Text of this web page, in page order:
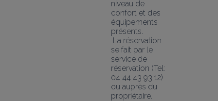
niveau de
confort et des
équipements
présents.
La réservation
se fait par le
service de
réservation (Tel:
04 44 43 93 12)
ou auprès du
propriétaire.